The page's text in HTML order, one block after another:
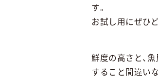
す。
お試し用にぜひ
鮮度の高さと、
すること間違い